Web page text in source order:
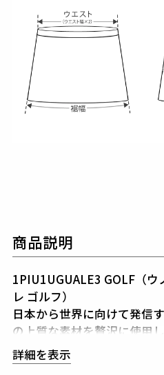
商品説明
1PIU1UGUALE3 GOLF（ウ
レ ゴルフ）
日本から世界に向けて発信
の上質な素材を贅沢に使用し
をリリースし続ける
グジュアリーブランドが提
詳細を表示